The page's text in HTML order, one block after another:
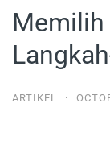
Memilih
ARTIKEL ·